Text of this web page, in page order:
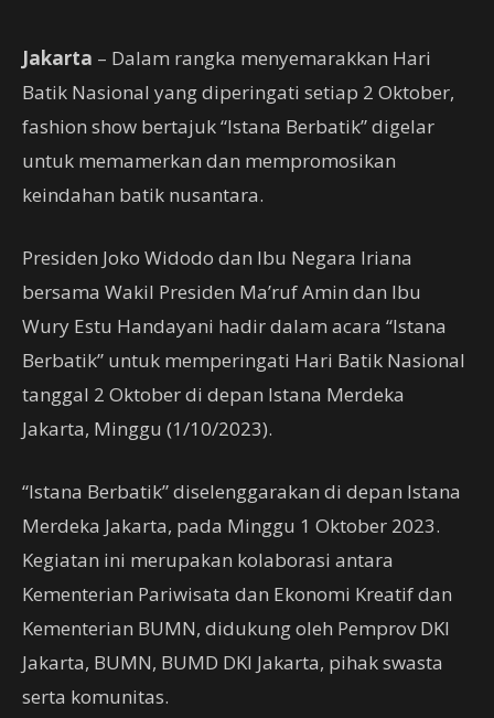
Jakarta – Dalam rangka menyemarakkan Hari
Batik Nasional yang diperingati setiap 2 Oktober,
fashion show bertajuk “Istana Berbatik” digelar
untuk memamerkan dan mempromosikan
keindahan batik nusantara.
Presiden Joko Widodo dan Ibu Negara Iriana
bersama Wakil Presiden Ma’ruf Amin dan Ibu
Wury Estu Handayani hadir dalam acara “Istana
Berbatik” untuk memperingati Hari Batik Nasional
tanggal 2 Oktober di depan Istana Merdeka
Jakarta, Minggu (1/10/2023).
“Istana Berbatik” diselenggarakan di depan Istana
Merdeka Jakarta, pada Minggu 1 Oktober 2023.
Kegiatan ini merupakan kolaborasi antara
Kementerian Pariwisata dan Ekonomi Kreatif dan
Kementerian BUMN, didukung oleh Pemprov DKI
Jakarta, BUMN, BUMD DKI Jakarta, pihak swasta
serta komunitas.